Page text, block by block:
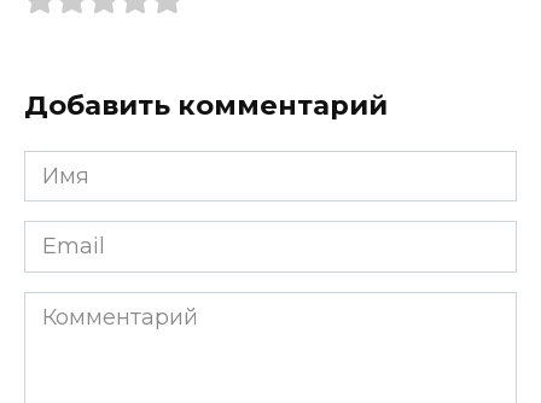
Добавить комментарий
Имя
*
Email
*
Комментарий